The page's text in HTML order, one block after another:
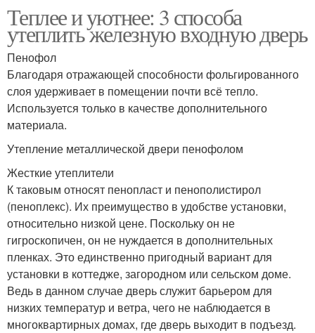
Теплее и уютнее: 3 способа
утеплить железную входную дверь
Пенофол
Благодаря отражающей способности фольгированного
слоя удерживает в помещении почти всё тепло.
Используется только в качестве дополнительного
материала.
Утепление металлической двери пенофолом
Жесткие утеплители
К таковым относят пенопласт и пенополистирол
(пеноплекс). Их преимущество в удобстве установки,
относительно низкой цене. Поскольку он не
гигроскопичен, он не нуждается в дополнительных
пленках. Это единственно пригодный вариант для
установки в коттедже, загородном или сельском доме.
Ведь в данном случае дверь служит барьером для
низких температур и ветра, чего не наблюдается в
многоквартирных домах, где дверь выходит в подъезд.